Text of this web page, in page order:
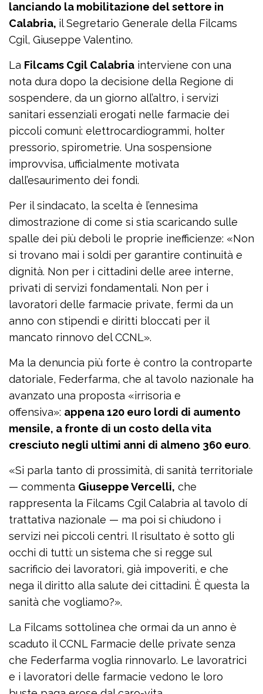
lanciando la mobilitazione del settore in
Calabria, il Segretario Generale della Filcams
Cgil, Giuseppe Valentino.
La Filcams Cgil Calabria interviene con una
nota dura dopo la decisione della Regione di
sospendere, da un giorno all’altro, i servizi
sanitari essenziali erogati nelle farmacie dei
piccoli comuni: elettrocardiogrammi, holter
pressorio, spirometrie. Una sospensione
improvvisa, ufficialmente motivata
dall’esaurimento dei fondi.
Per il sindacato, la scelta è l’ennesima
dimostrazione di come si stia scaricando sulle
spalle dei più deboli le proprie inefficienze: «Non
si trovano mai i soldi per garantire continuità e
dignità. Non per i cittadini delle aree interne,
privati di servizi fondamentali. Non per i
lavoratori delle farmacie private, fermi da un
anno con stipendi e diritti bloccati per il
mancato rinnovo del CCNL».
Ma la denuncia più forte è contro la controparte
datoriale, Federfarma, che al tavolo nazionale ha
avanzato una proposta «irrisoria e
offensiva»: appena 120 euro lordi di aumento
mensile, a fronte di un costo della vita
cresciuto negli ultimi anni di almeno 360 euro.
«Si parla tanto di prossimità, di sanità territoriale
— commenta Giuseppe Vercelli, che
rappresenta la Filcams Cgil Calabria al tavolo dí
trattativa nazionale — ma poi si chiudono i
servizi nei piccoli centri. Il risultato è sotto gli
occhi di tutti: un sistema che si regge sul
sacrificio dei lavoratori, già impoveriti, e che
nega il diritto alla salute dei cittadini. È questa la
sanità che vogliamo?».
La Filcams sottolinea che ormai da un anno è
scaduto il CCNL Farmacie delle private senza
che Federfarma voglia rinnovarlo. Le lavoratrici
e i lavoratori delle farmacie vedono le loro